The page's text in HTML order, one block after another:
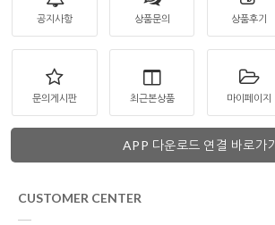
공지사항 상품문의 상품후기
문의게시판 최근본상품 마이페이지
APP 다운로드 연결 바로가기
CUSTOMER CENTER